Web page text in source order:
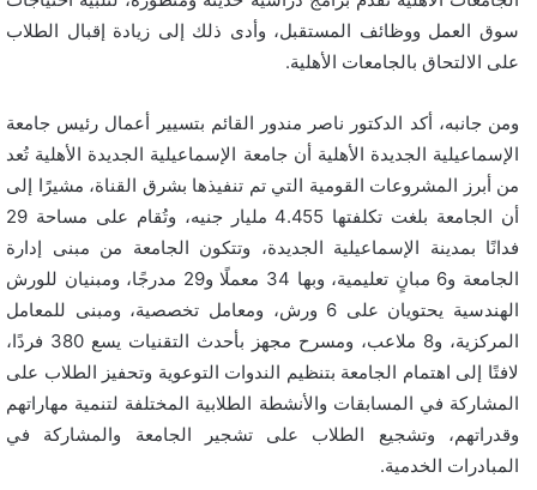
سوق العمل ووظائف المستقبل، وأدى ذلك إلى زيادة إقبال الطلاب
على الالتحاق بالجامعات الأهلية.
ومن جانبه، أكد الدكتور ناصر مندور القائم بتسيير أعمال رئيس جامعة
الإسماعيلية الجديدة الأهلية أن جامعة الإسماعيلية الجديدة الأهلية تُعد
من أبرز المشروعات القومية التي تم تنفيذها بشرق القناة، مشيرًا إلى
أن الجامعة بلغت تكلفتها 4.455 مليار جنيه، وتُقام على مساحة 29
فدانًا بمدينة الإسماعيلية الجديدة، وتتكون الجامعة من مبنى إدارة
الجامعة و6 مبانٍ تعليمية، وبها 34 معملًا و29 مدرجًا، ومبنيان للورش
الهندسية يحتويان على 6 ورش، ومعامل تخصصية، ومبنى للمعامل
المركزية، و8 ملاعب، ومسرح مجهز بأحدث التقنيات يسع 380 فردًا،
لافتًا إلى اهتمام الجامعة بتنظيم الندوات التوعوية وتحفيز الطلاب على
المشاركة في المسابقات والأنشطة الطلابية المختلفة لتنمية مهاراتهم
وقدراتهم، وتشجيع الطلاب على تشجير الجامعة والمشاركة في
المبادرات الخدمية.